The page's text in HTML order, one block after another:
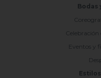
Bodas
Eventos y